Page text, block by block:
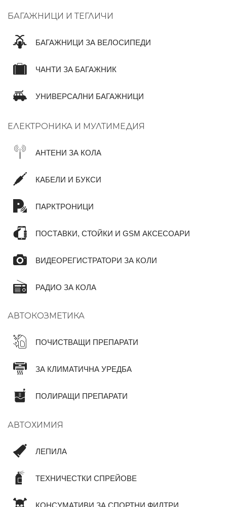
БАГАЖНИЦИ И ТЕГЛИЧИ
БАГАЖНИЦИ ЗА ВЕЛОСИПЕДИ
ЧАНТИ ЗА БАГАЖНИК
УНИВЕРСАЛНИ БАГАЖНИЦИ
ЕЛЕКТРОНИКА И МУЛТИМЕДИЯ
АНТЕНИ ЗА КОЛА
КАБЕЛИ И БУКСИ
ПАРКТРОНИЦИ
ПОСТАВКИ, СТОЙКИ И GSM АКСЕСОАРИ
ВИДЕОРЕГИСТРАТОРИ ЗА КОЛИ
РАДИО ЗА КОЛА
АВТОКОЗМЕТИКА
ПОЧИСТВАЩИ ПРЕПАРАТИ
ЗА КЛИМАТИЧНА УРЕДБА
ПОЛИРАЩИ ПРЕПАРАТИ
АВТОХИМИЯ
ЛЕПИЛА
ТЕХНИЧЕСТКИ СПРЕЙОВЕ
КОНСУМАТИВИ ЗА СПОРТНИ ФИЛТРИ